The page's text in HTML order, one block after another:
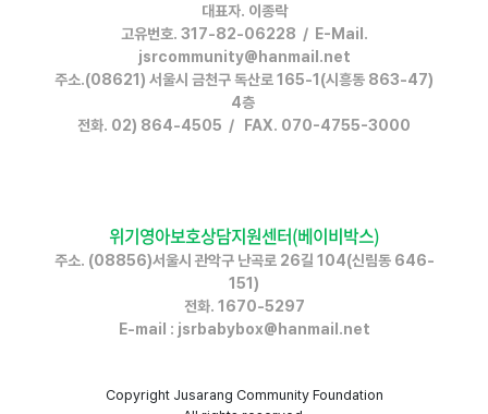
대표자. 이종락
고유번호. 317-82-06228 / E-Mail.
jsrcommunity@hanmail.net
주소.(08621) 서울시 금천구 독산로 165-1(시흥동 863-47)
4층
전화. 02) 864-4505 / FAX. 070-4755-3000
위기영아보호상담지원센터(베이비박스)
주소. (08856)서울시 관악구 난곡로 26길 104(신림동 646-
151)
전화. 1670-5297
E-mail : jsrbabybox@hanmail.net
Copyright Jusarang Community Foundation